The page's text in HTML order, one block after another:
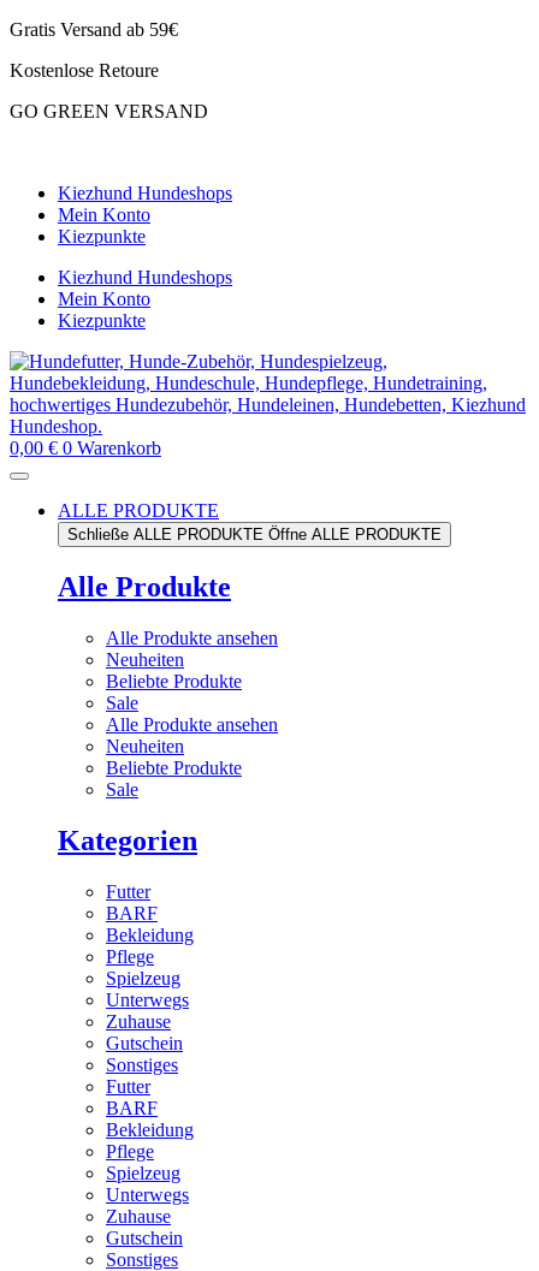
Zum
springen
Gratis Versand ab 59€
Kostenlose Retoure
GO GREEN VERSAND
Kiezhund Hundeshops
Mein Konto
Kiezpunkte
Kiezhund Hundeshops
Mein Konto
Kiezpunkte
0,00 € 0 Warenkorb
ALLE PRODUKTE
Schließe ALLE PRODUKTE Öffne ALLE PRODUKTE
Alle Produkte
Alle Produkte ansehen
Neuheiten
Beliebte Produkte
Sale
Alle Produkte ansehen
Neuheiten
Beliebte Produkte
Sale
Kategorien
Futter
BARF
Bekleidung
Pflege
Spielzeug
Unterwegs
Zuhause
Gutschein
Sonstiges
Futter
BARF
Bekleidung
Pflege
Spielzeug
Unterwegs
Zuhause
Gutschein
Sonstiges